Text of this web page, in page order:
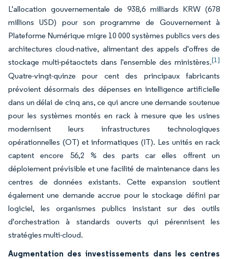
L'allocation gouvernementale de 938,6 milliards KRW (678
millions USD) pour son programme de Gouvernement à
Plateforme Numérique migre 10 000 systèmes publics vers des
architectures cloud-native, alimentant des appels d'offres de
stockage multi-pétaoctets dans l'ensemble des ministères.[1]
Quatre-vingt-quinze pour cent des principaux fabricants
prévoient désormais des dépenses en intelligence artificielle
dans un délai de cinq ans, ce qui ancre une demande soutenue
pour les systèmes montés en rack à mesure que les usines
modernisent leurs infrastructures technologiques
opérationnelles (OT) et informatiques (IT). Les unités en rack
captent encore 56,2 % des parts car elles offrent un
déploiement prévisible et une facilité de maintenance dans les
centres de données existants. Cette expansion soutient
également une demande accrue pour le stockage défini par
logiciel, les organismes publics insistant sur des outils
d'orchestration à standards ouverts qui pérennisent les
stratégies multi-cloud.
Augmentation des investissements dans les centres